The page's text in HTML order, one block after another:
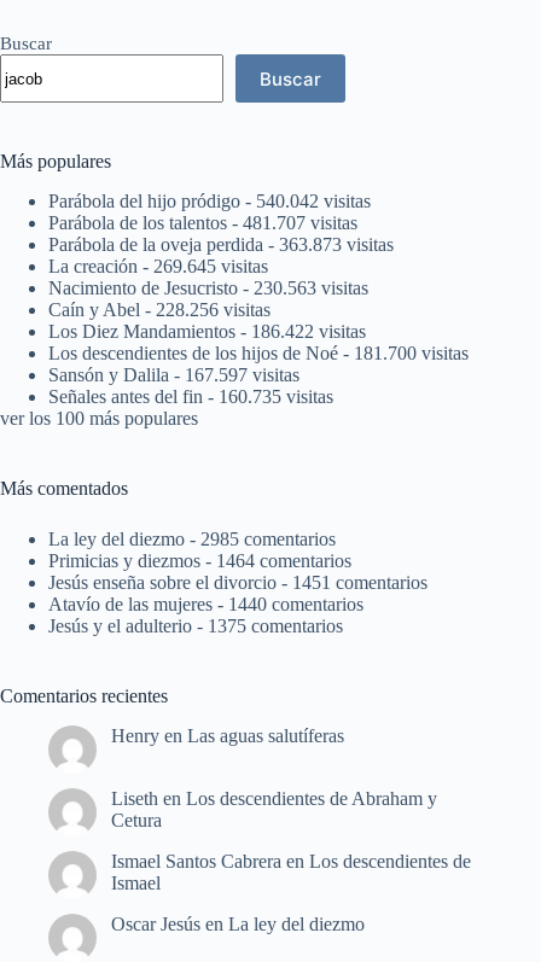
Buscar
Buscar
Más populares
Parábola del hijo pródigo - 540.042 visitas
Parábola de los talentos - 481.707 visitas
Parábola de la oveja perdida - 363.873 visitas
La creación - 269.645 visitas
Nacimiento de Jesucristo - 230.563 visitas
Caín y Abel - 228.256 visitas
Los Diez Mandamientos - 186.422 visitas
Los descendientes de los hijos de Noé - 181.700 visitas
Sansón y Dalila - 167.597 visitas
Señales antes del fin - 160.735 visitas
ver los 100 más populares
Más comentados
La ley del diezmo - 2985 comentarios
Primicias y diezmos - 1464 comentarios
Jesús enseña sobre el divorcio - 1451 comentarios
Atavío de las mujeres - 1440 comentarios
Jesús y el adulterio - 1375 comentarios
Comentarios recientes
Henry en Las aguas salutíferas
Liseth en Los descendientes de Abraham y
Cetura
Ismael Santos Cabrera en Los descendientes de
Ismael
Oscar Jesús en La ley del diezmo